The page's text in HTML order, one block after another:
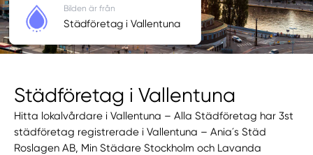
Städföretag i Vallentuna
Hitta lokalvårdare i Vallentuna – Alla Städföretag har 3st
städföretag registrerade i Vallentuna – Ania´s Städ
Roslagen AB, Min Städare Stockholm och Lavanda
Bilden är från
Städföretag i Vallentuna